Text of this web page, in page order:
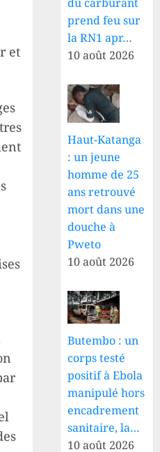
et
prend feu sur
la RN1 apr…
10 août 2026
Haut-Katanga
: un jeune
homme de 25
ans retrouvé
mort dans une
douche à
Pweto
10 août 2026
Butembo : un
corps testé
positif à Ebola
manipulé hors
encadrement
sanitaire, la…
10 août 2026